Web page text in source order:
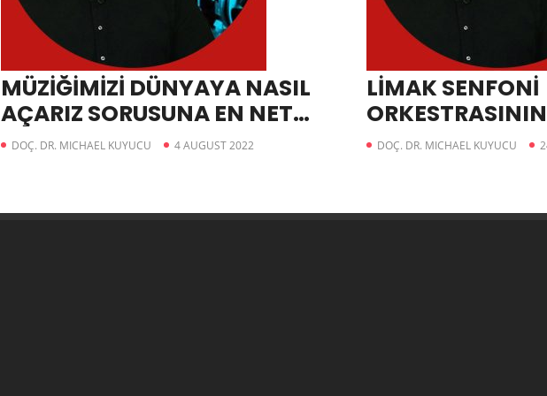
MÜZİĞİMİZİ DÜNYAYA NASIL
AÇARIZ SORUSUNA EN NET
CEVAP
DOÇ. DR. MICHAEL KUYUCU 4 AUGUST 2022
LİMAK SENFONİ
ALBÜMÜNDE
DOÇ. DR. MICHAEL KUYUCU